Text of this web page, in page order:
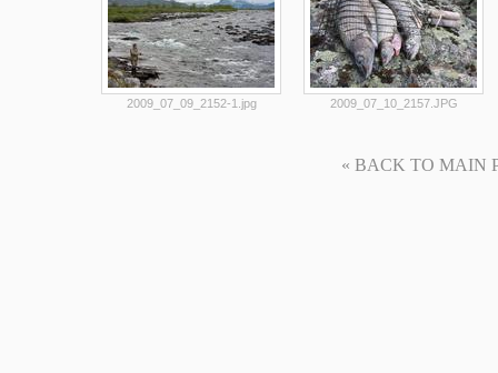
2009_07_09_2152-1.jpg 2009_07_10_2157.JPG
« BACK TO MAIN